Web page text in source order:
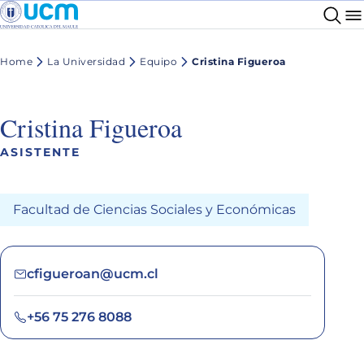
Home La Universidad Equipo Cristina Figueroa
Cristina Figueroa
ASISTENTE
Facultad de Ciencias Sociales y Económicas
cfigueroan@ucm.cl
+56 75 276 8088